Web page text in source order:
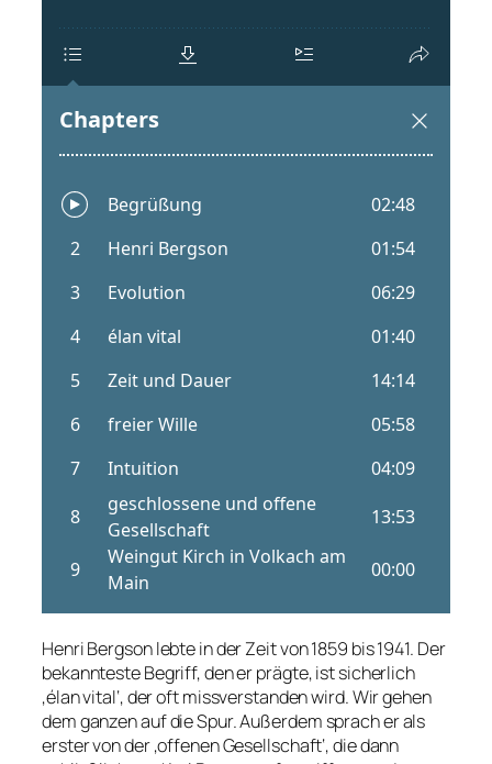
Henri Bergson lebte in der Zeit von 1859 bis 1941. Der
bekannteste Begriff, den er prägte, ist sicherlich
‚élan vital‘, der oft missverstanden wird. Wir gehen
dem ganzen auf die Spur. Außerdem sprach er als
erster von der ‚offenen Gesellschaft‘, die dann